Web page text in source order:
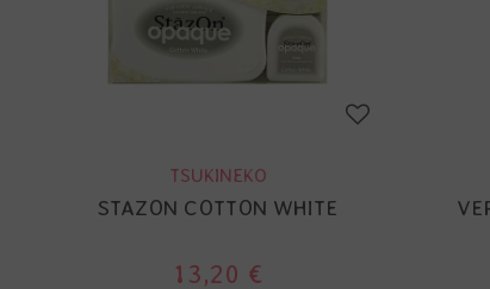
TSUKINEKO
STAZON COTTON WHITE
13,20 €